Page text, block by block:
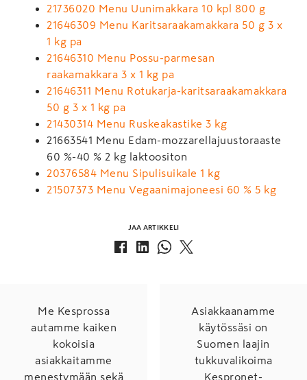
21736020 Menu Uunimakkara 10 kpl 800 g
21646309 Menu Karitsaraakamakkara 50 g 3 x
1 kg pa
21646310 Menu Possu-parmesan
raakamakkara 3 x 1 kg pa
21646311 Menu Rotukarja-karitsaraakamakkara
50 g 3 x 1 kg pa
21430314 Menu Ruskeakastike 3 kg
21663541 Menu Edam-mozzarellajuustoraaste
60 %-40 % 2 kg laktoositon
20376584 Menu Sipulisuikale 1 kg
21507373 Menu Vegaanimajoneesi 60 % 5 kg
JAA ARTIKKELI
Me Kesprossa
autamme kaiken
kokoisia
asiakkaitamme
menestymään sekä
Asiakkaanamme
käytössäsi on
Suomen laajin
tukkuvalikoima
Kespronet-